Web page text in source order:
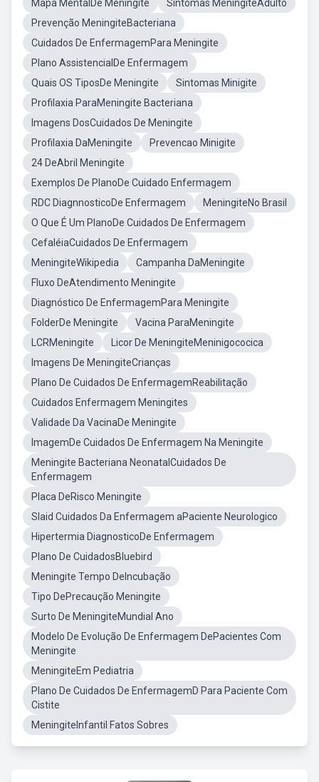
Mapa MentalDe Meningite
Sintomas MeningiteAdulto
Prevenção MeningiteBacteriana
Cuidados De EnfermagemPara Meningite
Plano AssistencialDe Enfermagem
Quais OS TiposDe Meningite
Sintomas Minigite
Profilaxia ParaMeningite Bacteriana
Imagens DosCuidados De Meningite
Profilaxia DaMeningite
Prevencao Minigite
24 DeAbril Meningite
Exemplos De PlanoDe Cuidado Enfermagem
RDC DiagnnosticoDe Enfermagem
MeningiteNo Brasil
O Que É Um PlanoDe Cuidados De Enfermagem
CefaléiaCuidados De Enfermagem
MeningiteWikipedia
Campanha DaMeningite
Fluxo DeAtendimento Meningite
Diagnóstico De EnfermagemPara Meningite
FolderDe Meningite
Vacina ParaMeningite
LCRMeningite
Licor De MeningiteMeninigococica
Imagens De MeningiteCrianças
Plano De Cuidados De EnfermagemReabilitação
Cuidados Enfermagem Meningites
Validade Da VacinaDe Meningite
ImagemDe Cuidados De Enfermagem Na Meningite
Meningite Bacteriana NeonatalCuidados De
Enfermagem
Placa DeRisco Meningite
Slaid Cuidados Da Enfermagem aPaciente Neurologico
Hipertermia DiagnosticoDe Enfermagem
Plano De CuidadosBluebird
Meningite Tempo DeIncubação
Tipo DePrecaução Meningite
Surto De MeningiteMundial Ano
Modelo De Evolução De Enfermagem DePacientes Com
Meningite
MeningiteEm Pediatria
Plano De Cuidados De EnfermagemD Para Paciente Com
Cistite
MeningiteInfantil Fatos Sobres